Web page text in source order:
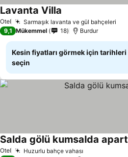
Otel Sarmaşık lavanta ve gül bahçeleri
Lavanta Villa
9,1 Mükemmel 18 Burdur
Kesin fiyatları görmek için tarihleri
seçin
Otel Huzurlu bahçe vahası
Salda gölü kumsalda apart